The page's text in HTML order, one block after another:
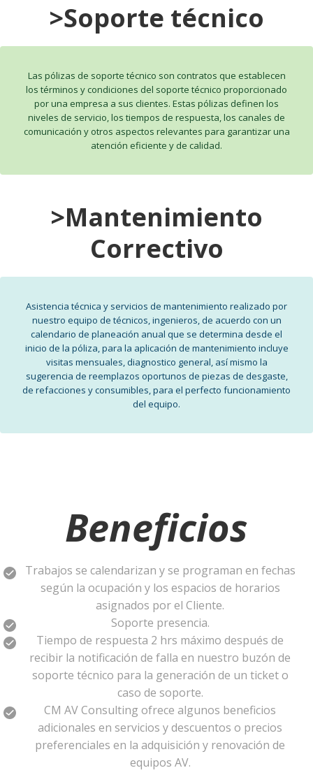
>Soporte técnico
Las pólizas de soporte técnico son contratos que establecen
los términos y condiciones del soporte técnico proporcionado
por una empresa a sus clientes. Estas pólizas definen los
niveles de servicio, los tiempos de respuesta, los canales de
comunicación y otros aspectos relevantes para garantizar una
atención eficiente y de calidad.
>Mantenimiento
Correctivo
Asistencia técnica y servicios de mantenimiento realizado por
nuestro equipo de técnicos, ingenieros, de acuerdo con un
calendario de planeación anual que se determina desde el
inicio de la póliza, para la aplicación de mantenimiento incluye
visitas mensuales, diagnostico general, así mismo la
sugerencia de reemplazos oportunos de piezas de desgaste,
de refacciones y consumibles, para el perfecto funcionamiento
del equipo.
Beneficios
Trabajos se calendarizan y se programan en fechas
según la ocupación y los espacios de horarios
asignados por el Cliente.
Soporte presencia.
Tiempo de respuesta 2 hrs máximo después de
recibir la notificación de falla en nuestro buzón de
soporte técnico para la generación de un ticket o
caso de soporte.
CM AV Consulting ofrece algunos beneficios
adicionales en servicios y descuentos o precios
preferenciales en la adquisición y renovación de
equipos AV.